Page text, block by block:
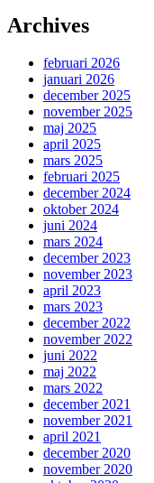
Archives
februari 2026
januari 2026
december 2025
november 2025
maj 2025
april 2025
mars 2025
februari 2025
december 2024
oktober 2024
juni 2024
mars 2024
december 2023
november 2023
april 2023
mars 2023
december 2022
november 2022
juni 2022
maj 2022
mars 2022
december 2021
november 2021
april 2021
december 2020
november 2020